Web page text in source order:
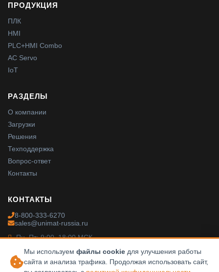
ПРОДУКЦИЯ
ПЛК
HMI
PLC+HMI Combo
AC Servo
IoT
РАЗДЕЛЫ
О компании
Загрузки
Решения
Техподдержка
Вопрос-ответ
Контакты
КОНТАКТЫ
8-800-333-6270
sales@unimat-russia.ru
Пн–Пт: 9:00–18:00 МСК
Мы используем файлы cookie для улучшения работы
сайта и анализа трафика. Продолжая использовать сайт,